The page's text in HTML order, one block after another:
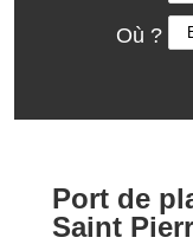
Où ?
Port de
Saint